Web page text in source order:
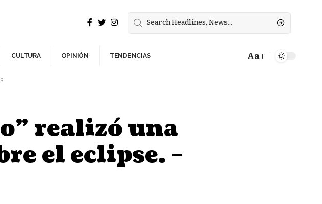
CULTURA OPINIÓN TENDENCIAS Aa
realizó una
el eclipse. –